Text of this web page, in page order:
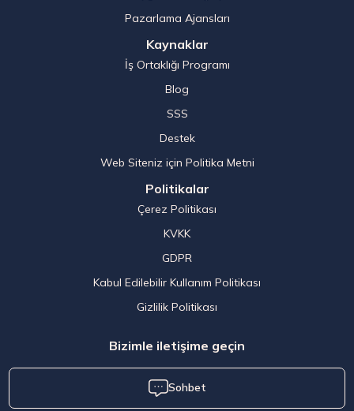
Pazarlama Ajansları
Kaynaklar
İş Ortaklığı Programı
Blog
SSS
Destek
Web Siteniz için Politika Metni
Politikalar
Çerez Politikası
KVKK
GDPR
Kabul Edilebilir Kullanım Politikası
Gizlilik Politikası
Bizimle iletişime geçin
Sohbet